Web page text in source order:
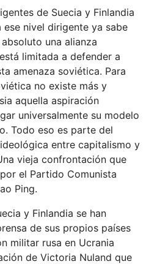
de Suecia y Finlandia
ese nivel dirigente ya sabe
una alianza
limitada a defender a
amenaza soviética. Para
no existe más y
aquella aspiración
universalmente su modelo
Todo eso es parte del
entre capitalismo y
vieja confrontación que
el Partido Comunista
Ping.
y Finlandia se han
de sus propios países
militar rusa en Ucrania
de Victoria Nuland que